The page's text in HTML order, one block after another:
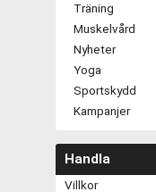
Träning
Muskelvård
Nyheter
Yoga
Sportskydd
Kampanjer
Handla
Villkor